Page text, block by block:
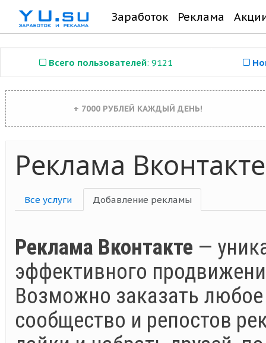
Заработок Реклама
Всего пользователей: 9121
+ 7000 РУБЛЕЙ КАЖДЫЙ ДЕНЬ!
Реклама
Все услуги Добавление рекламы
Реклама Вконтакте —
эффективного
Возможно заказать
сообщество и репостов